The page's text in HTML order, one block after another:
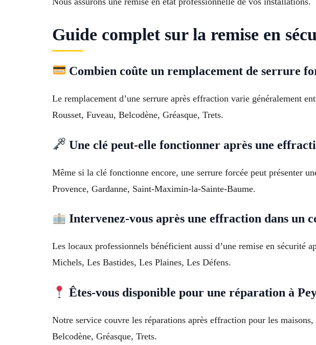
Guide complet sur la remise en
Combien coûte un remplacement de serrure
Le remplacement d’une serrure après effraction varie généralement
Rousset, Fuveau, Belcodène, Gréasque, Trets.
Une clé peut-elle fonctionner après une
Même si la clé fonctionne encore, une serrure forcée peut présenter
Provence, Gardanne, Saint-Maximin-la-Sainte-Baume.
Intervenez-vous après une effraction dans un
Les locaux professionnels bénéficient aussi d’une remise en sécurité
Michels, Les Bastides, Les Plaines, Les Défens.
Êtes-vous disponible pour une réparation à
Notre service couvre les réparations après effraction pour les
Belcodène, Gréasque, Trets.